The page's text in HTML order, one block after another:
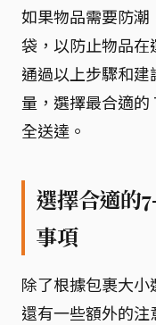
如果物品需要防
袋，以防止物品在
通過以上步驟和
量，選擇最合適
全送達。
選擇合適的
事項
除了根據包裹大小
還有一些額外的